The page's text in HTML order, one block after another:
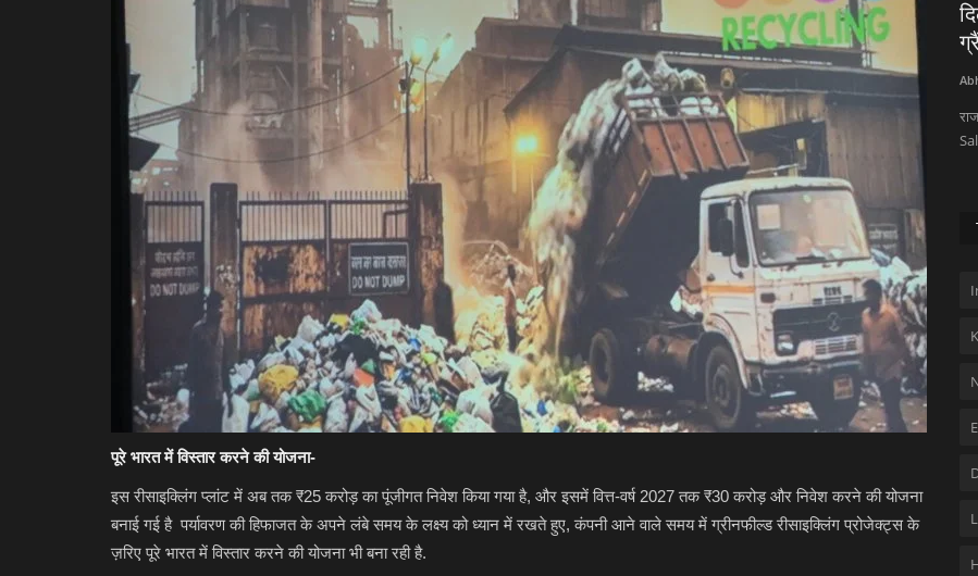
पूरे भारत में विस्तार करने की योजना-
इस रीसाइक्लिंग प्लांट में अब तक ₹25 करोड़ का पूंजीगत निवेश किया गया है, और इसमें वित्त-वर्ष 2027 तक ₹30 करोड़ और निवेश करने की योजना
बनाई गई है पर्यावरण की हिफाजत के अपने लंबे समय के लक्ष्य को ध्यान में रखते हुए, कंपनी आने वाले समय में ग्रीनफील्ड रीसाइक्लिंग प्रोजेक्ट्स के
ज़रिए पूरे भारत में विस्तार करने की योजना भी बना रही है.
रहा KBC 18, पहले
से सजे ग्रैंड प्रीमियर के साथ
इंश्योरेंस सेक्टर में नौकरी का मौका, पॉलिसीबाजार
करेगी...
Abha Yadav Jun 10, 2026 18
पॉलिसीबाजार ने FY26 में 3,000 से अधिक नई भर्तियां करने का ऐलान किया है.
दिल्ली में 'The Opulent' Luxury Salon का
ग्रैंड लॉन्च,...
Abha Yadav Jul 16, 2026
राजधानी दिल्ली के वसंत कुंज स्थित एम्बिएंस मॉल में 'The Opulent' Luxury
Salon का...